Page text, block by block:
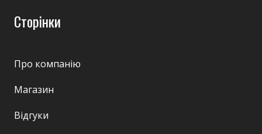
Сторінки
Про компанію
Магазин
Відгуки